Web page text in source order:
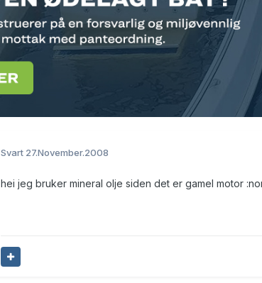
Svart 27.November.2008
hei jeg bruker mineral olje siden det er gamel motor